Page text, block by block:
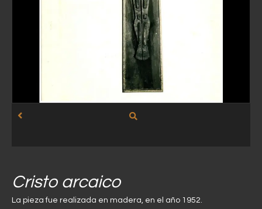
Cristo arcaico
La pieza fue realizada en madera, en el año 1952.